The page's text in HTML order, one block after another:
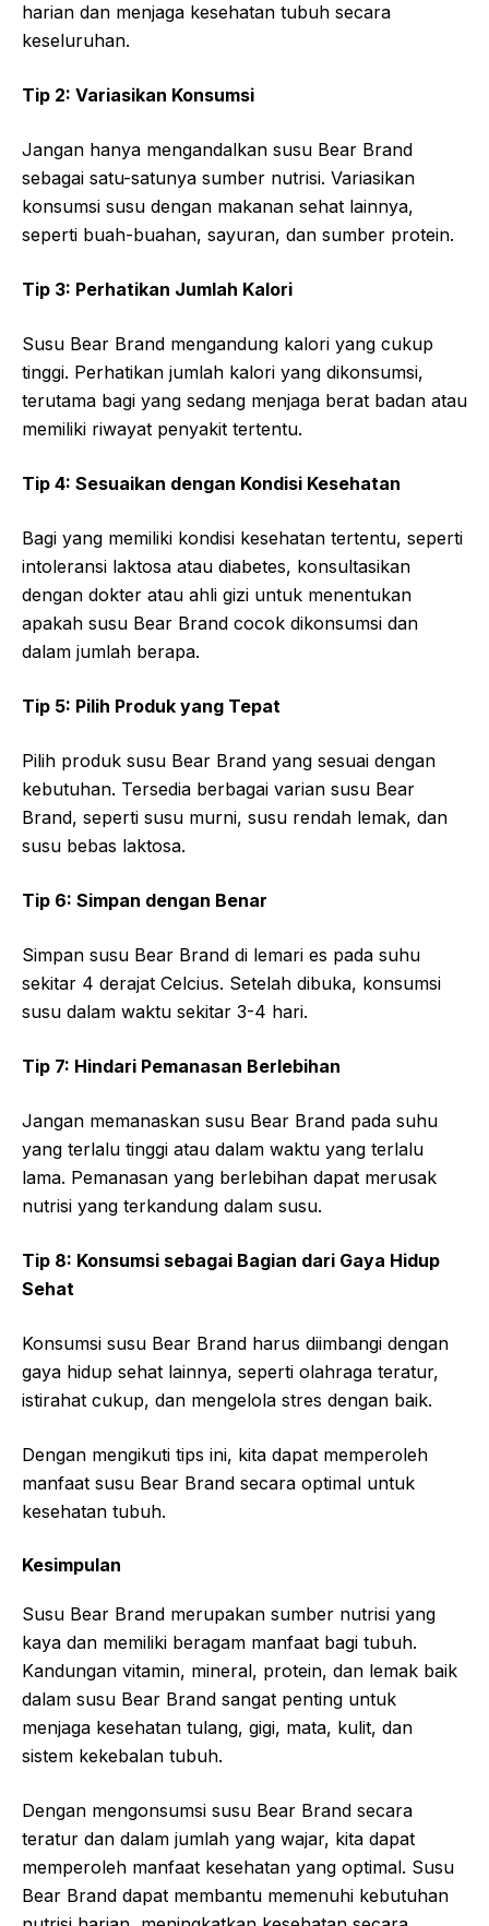
harian dan menjaga kesehatan tubuh secara
keseluruhan.
Tip 2: Variasikan Konsumsi
Jangan hanya mengandalkan susu Bear Brand
sebagai satu-satunya sumber nutrisi. Variasikan
konsumsi susu dengan makanan sehat lainnya,
seperti buah-buahan, sayuran, dan sumber protein.
Tip 3: Perhatikan Jumlah Kalori
Susu Bear Brand mengandung kalori yang cukup
tinggi. Perhatikan jumlah kalori yang dikonsumsi,
terutama bagi yang sedang menjaga berat badan atau
memiliki riwayat penyakit tertentu.
Tip 4: Sesuaikan dengan Kondisi Kesehatan
Bagi yang memiliki kondisi kesehatan tertentu, seperti
intoleransi laktosa atau diabetes, konsultasikan
dengan dokter atau ahli gizi untuk menentukan
apakah susu Bear Brand cocok dikonsumsi dan
dalam jumlah berapa.
Tip 5: Pilih Produk yang Tepat
Pilih produk susu Bear Brand yang sesuai dengan
kebutuhan. Tersedia berbagai varian susu Bear
Brand, seperti susu murni, susu rendah lemak, dan
susu bebas laktosa.
Tip 6: Simpan dengan Benar
Simpan susu Bear Brand di lemari es pada suhu
sekitar 4 derajat Celcius. Setelah dibuka, konsumsi
susu dalam waktu sekitar 3-4 hari.
Tip 7: Hindari Pemanasan Berlebihan
Jangan memanaskan susu Bear Brand pada suhu
yang terlalu tinggi atau dalam waktu yang terlalu
lama. Pemanasan yang berlebihan dapat merusak
nutrisi yang terkandung dalam susu.
Tip 8: Konsumsi sebagai Bagian dari Gaya Hidup
Sehat
Konsumsi susu Bear Brand harus diimbangi dengan
gaya hidup sehat lainnya, seperti olahraga teratur,
istirahat cukup, dan mengelola stres dengan baik.
Dengan mengikuti tips ini, kita dapat memperoleh
manfaat susu Bear Brand secara optimal untuk
kesehatan tubuh.
Kesimpulan
Susu Bear Brand merupakan sumber nutrisi yang
kaya dan memiliki beragam manfaat bagi tubuh.
Kandungan vitamin, mineral, protein, dan lemak baik
dalam susu Bear Brand sangat penting untuk
menjaga kesehatan tulang, gigi, mata, kulit, dan
sistem kekebalan tubuh.
Dengan mengonsumsi susu Bear Brand secara
teratur dan dalam jumlah yang wajar, kita dapat
memperoleh manfaat kesehatan yang optimal. Susu
Bear Brand dapat membantu memenuhi kebutuhan